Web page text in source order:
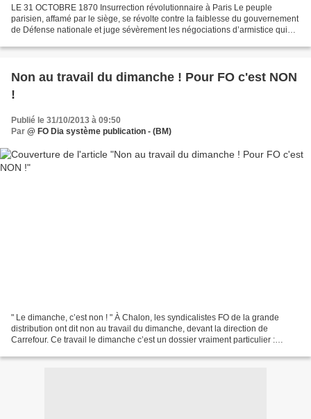
LE 31 OCTOBRE 1870 Insurrection révolutionnaire à Paris Le peuple
parisien, affamé par le siège, se révolte contre la faiblesse du gouvernement
de Défense nationale et juge sévèrement les négociations d’armistice qui
Non au travail du dimanche ! Pour FO c'est NON
!
Publié le 31/10/2013 à 09:50
Par @ FO Dia système publication - (BM)
" Le dimanche, c’est non ! " À Chalon, les syndicalistes FO de la grande
distribution ont dit non au travail du dimanche, devant la direction de
Carrefour. Ce travail le dimanche c’est un dossier vraiment particulier :